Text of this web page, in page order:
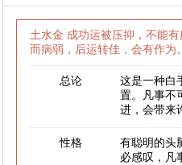
土水金 成功运被压抑，不能
而病弱，后运转佳，会有作为
总论
这是一种白
置。凡事不
进，会带来
性格
有聪明的头
必感叹，凡